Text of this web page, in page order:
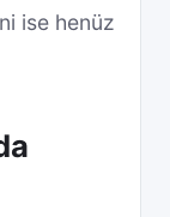
ise henüz